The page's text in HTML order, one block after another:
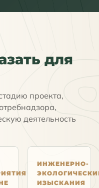
для
проекта,
деятельность
ИНЖЕНЕРНО-
ИЗЫСКАНИЯ